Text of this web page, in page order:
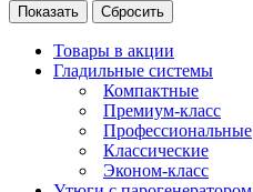
Сбросить
Товары в акции
Гладильные системы
Компактные
Премиум-класс
Профессиональные
Классические
Эконом-класс